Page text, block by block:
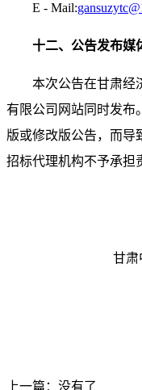
E - Mail:
十二、公告发布媒
本次公告在甘肃经
有限公司网站同时发布
版或修改版公告，而导
招标代理机构不予承担
甘肃中远天成
上一篇：没有了